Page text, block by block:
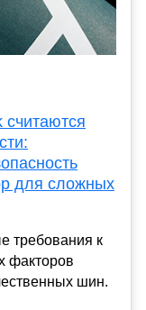
для сложных
требования к
факторов
шин.